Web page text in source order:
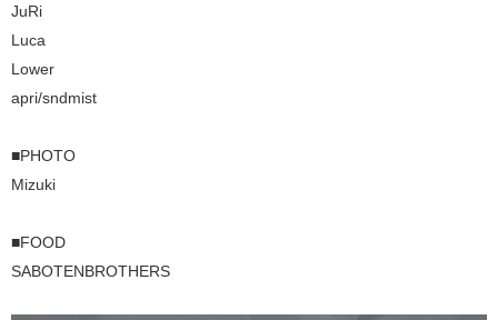
JuRi
Luca
Lower
apri/sndmist
■PHOTO
Mizuki
■FOOD
SABOTENBROTHERS